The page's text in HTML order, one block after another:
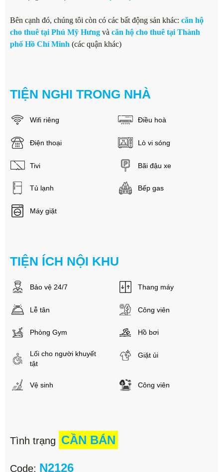
Bên cạnh đó, chúng tôi còn có các bất động sản khác: căn hộ
cho thuê tại Phú Mỹ Hưng và căn hộ cho thuê tại Thành
phố Hồ Chí Minh (các quận khác)
TIỆN NGHI TRONG NHÀ
Wifi riêng Điều hoà
Điện thoại Lò vi sóng
Tivi Bãi đậu xe
Tủ lạnh Bếp gas
Máy giặt
TIỆN ÍCH NỘI KHU
Bảo vệ 24/7 Thang máy
Lễ tân Công viên
Phòng Gym Hồ bơi
Lối cho người khuyết
tật
Giặt ủi
Vệ sinh Công viên
Tình trạng CẦN BÁN
Code: N2126